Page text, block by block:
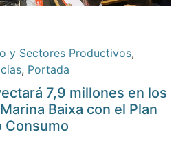
y Sectores Productivos,
, Portada
7,9 millones en los
Baixa con el Plan
Consumo